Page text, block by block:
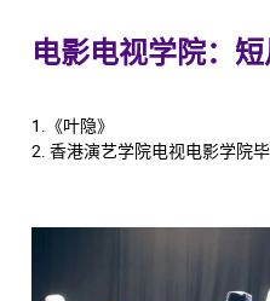
电影电视学院：
1.《叶隐》
2. 香港演艺学院电视电影学院